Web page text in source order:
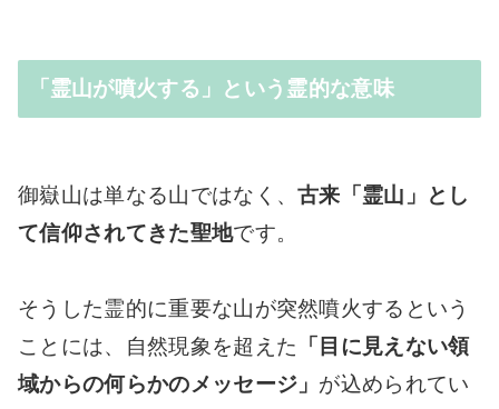
「霊山が噴火する」という霊的な意味
御嶽山は単なる山ではなく、古来「霊山」とし
て信仰されてきた聖地です。
そうした霊的に重要な山が突然噴火するという
ことには、自然現象を超えた
「目に見えない領
域からの何らかのメッセージ」 が込められてい